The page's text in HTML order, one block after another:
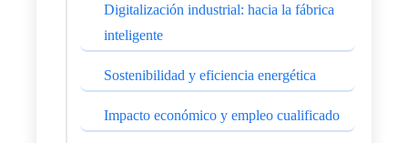
Digitalización industrial: hacia la fábrica
inteligente
Sostenibilidad y eficiencia energética
Impacto económico y empleo cualificado